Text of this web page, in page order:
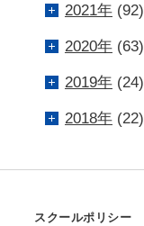
2021年(92)
2020年(63)
2019年(24)
2018年(22)
スクールポリシー